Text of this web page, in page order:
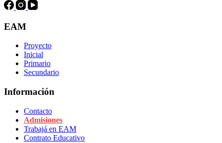
EAM
Proyecto
Inicial
Primario
Secundario
Información
Contacto
Admisiones
Trabajá en EAM
Contrato Educativo